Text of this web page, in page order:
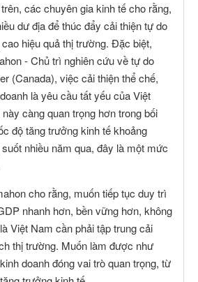
các chuyên gia kinh tế cho rằng,
dư địa để thúc đẩy cải thiện tự do
hiệu quả thị trường. Đặc biệt,
- Chủ trì nghiên cứu về tự do
(Canada), việc cải thiện thể chế,
là yêu cầu tất yếu của Việt
càng quan trọng hơn trong bối
độ tăng trưởng kinh tế khoảng
nhiều năm qua, đây là một mức
cho rằng, muốn tiếp tục duy trì
nhanh hơn, bền vững hơn, không
Việt Nam cần phải tập trung cải
thị trường. Muốn làm được như
doanh đóng vai trò quan trọng, từ